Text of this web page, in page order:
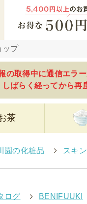
ップ
の取得中に通信エラー
ばらく経ってから再
茶
園の化粧品 > スキ
ログ > BENIFUUKI